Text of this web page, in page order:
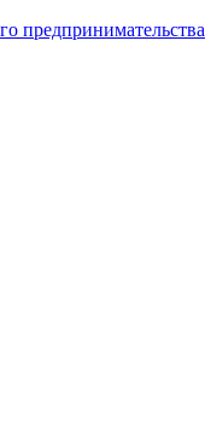
предпринимательства